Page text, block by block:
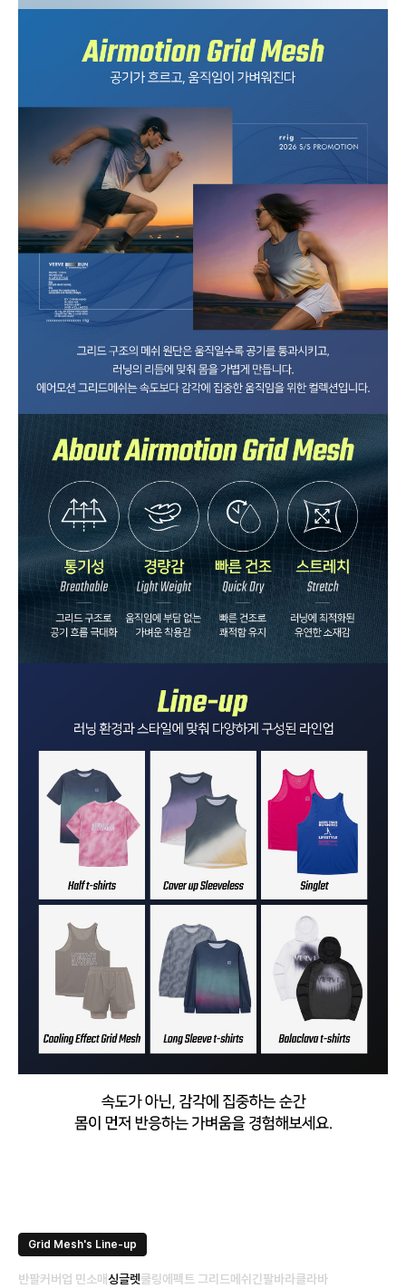
Grid Mesh's Line-up
반팔커버업 민소매싱글렛쿨링에펙트 그리드메쉬긴팔바라클라바